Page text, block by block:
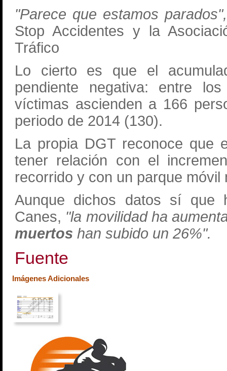
"Parece que estamos parados",
Stop Accidentes y la
Tráfico
Lo cierto es que el
pendiente negativa: entre
víctimas ascienden a 166
periodo de 2014 (130).
La propia DGT reconoce que
tener relación con el
recorrido y con un parque móvil
Aunque dichos datos sí que
Canes, "la movilidad ha
muertos han subido un 26%".
Fuente
Imágenes Adicionales